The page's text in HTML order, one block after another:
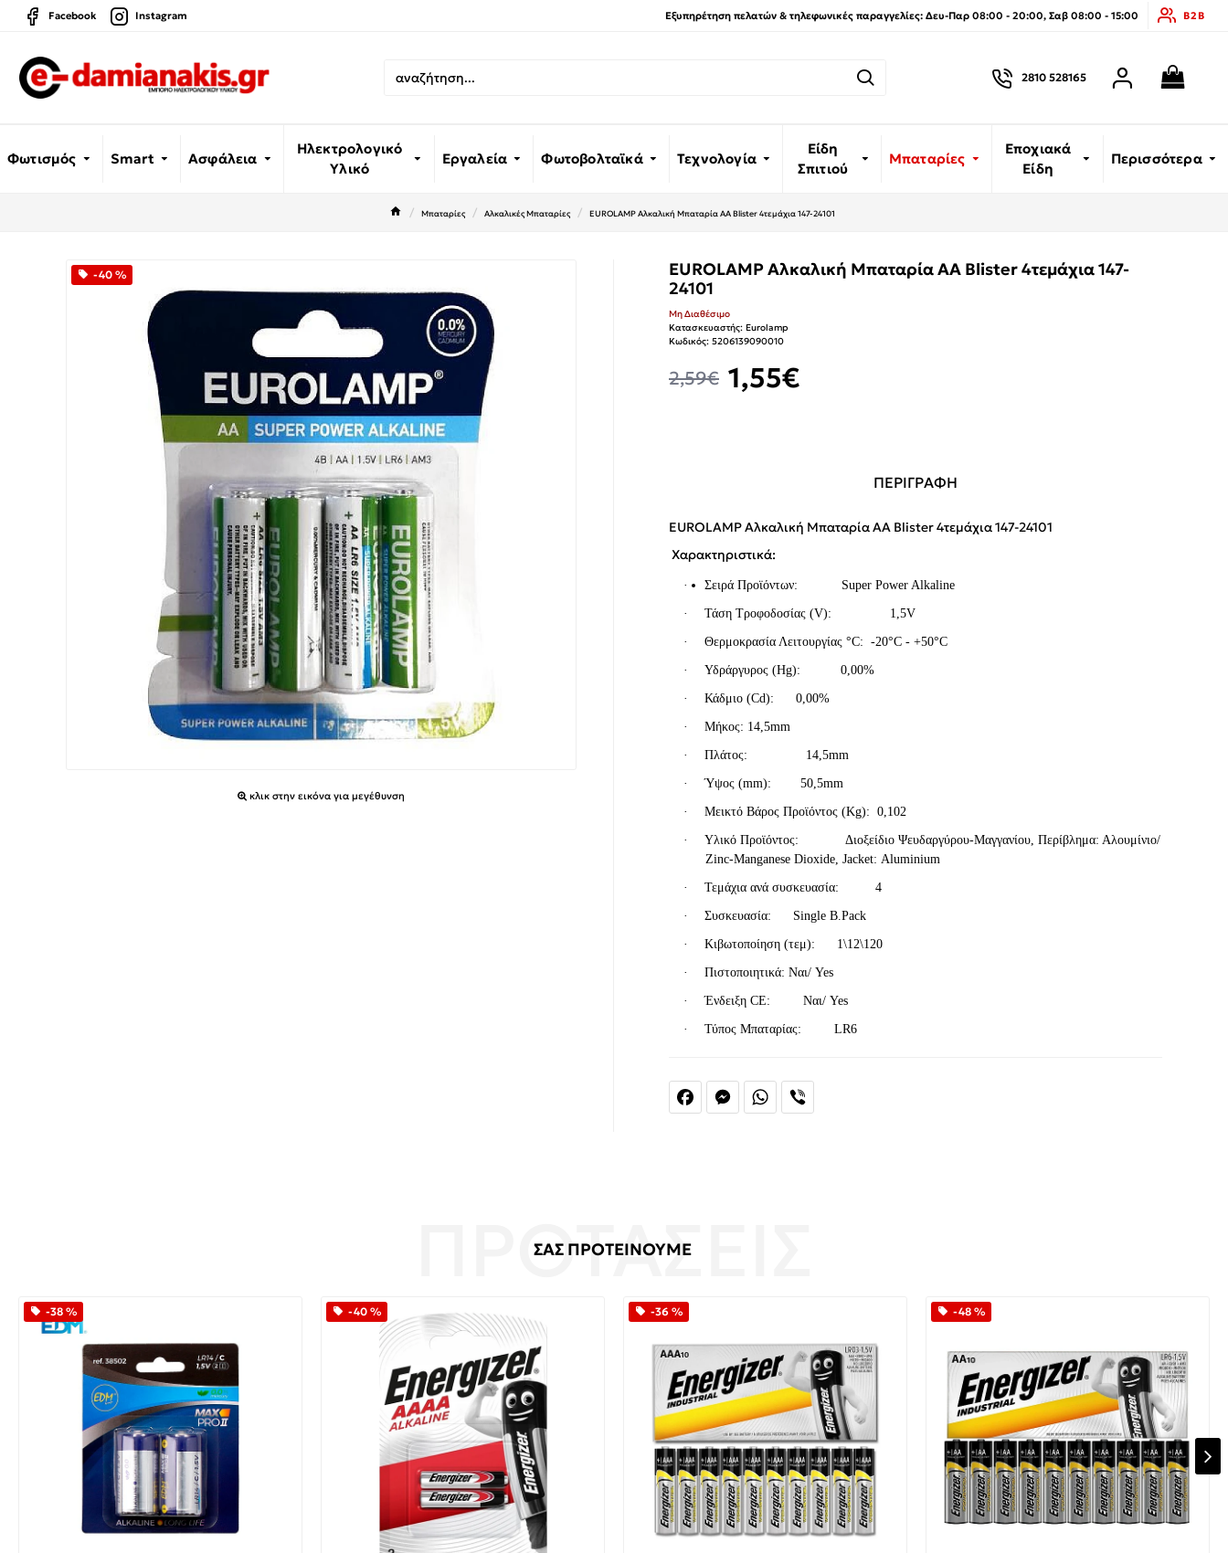
Facebook Instagram Εξυπηρέτηση πελατών & τηλεφωνικές παραγγελίες: Δευ-Παρ 08:00 - 20:00, Σαβ 08:00 - 15:00 B2B
2810 528165
Φωτισμός Smart Ασφάλεια
Ηλεκτρολογικό
Υλικό
Εργαλεία Φωτοβολταϊκά Τεχνολογία
Είδη
Σπιτιού
Μπαταρίες
Εποχιακά
Είδη
Περισσότερα
Μπαταρίες Αλκαλικές Μπαταρίες EUROLAMP Αλκαλική Μπαταρία AA Blister 4τεμάχια 147-24101
-40 %
κλικ στην εικόνα για μεγέθυνση
EUROLAMP Αλκαλική Μπαταρία AA Blister 4τεμάχια 147-
24101
1,55€
2,59€
Μη Διαθέσιμο
Κατασκευαστής: Eurolamp
Κωδικός: 5206139090010
FacebookMessengerWhatsApp
ΠΕΡΙΓΡΑΦΗ
EUROLAMP Αλκαλική Μπαταρία AA Blister 4τεμάχια 147-24101
Χαρακτηριστικά:
· Σειρά Προϊόντων: Super Power Alkaline
· Τάση Τροφοδοσίας (V): 1,5V
· Θερμοκρασία Λειτουργίας °C: -20°C - +50°C
· Υδράργυρος (Hg): 0,00%
· Κάδμιο (Cd): 0,00%
· Μήκος: 14,5mm
· Πλάτος: 14,5mm
· Ύψος (mm): 50,5mm
· Μεικτό Βάρος Προϊόντος (Kg): 0,102
·
Υλικό Προϊόντος: Διοξείδιο Ψευδαργύρου-Μαγγανίου, Περίβλημα: Αλουμίνιο/
Zinc-Manganese Dioxide, Jacket: Aluminium
· Τεμάχια ανά συσκευασία: 4
· Συσκευασία: Single B.Pack
· Κιβωτοποίηση (τεμ): 1\12\120
· Πιστοποιητικά: Ναι/ Yes
· Ένδειξη CE: Ναι/ Yes
· Τύπος Μπαταρίας: LR6
ΣΑΣ ΠΡΟΤΕΙΝΟΥΜΕ
-38 % -40 % -36 % -48 %